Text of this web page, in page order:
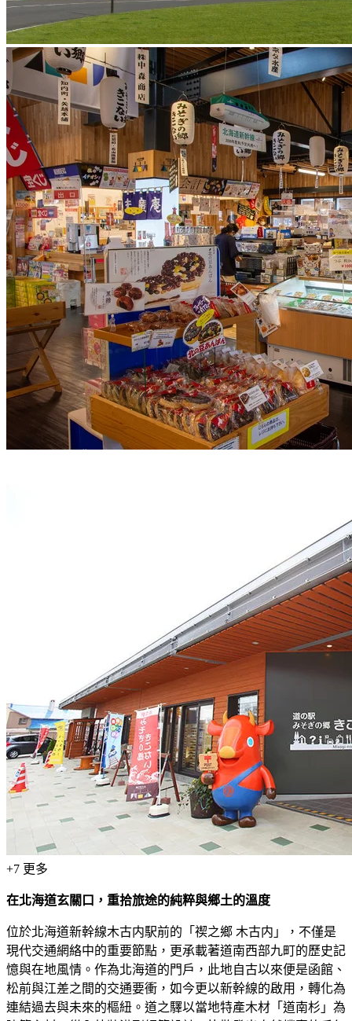
+7 更多
在北海道玄關口，重拾旅途的純粹與鄉土的溫度
位於北海道新幹線木古内駅前的「禊之鄉 木古内」，不僅是
現代交通網絡中的重要節點，更承載著道南西部九町的歷史記
憶與在地風情。作為北海道的門戶，此地自古以來便是函館、
松前與江差之間的交通要衝，如今更以新幹線的啟用，轉化為
連結過去與未來的樞紐。道之驛以當地特產木材「道南杉」為